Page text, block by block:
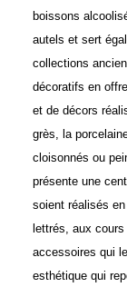
boissons
autels et sert
collections
décoratifs en
et de décors
grès, la
cloisonnés ou
présente une
soient réalisés
lettrés, aux cours
accessoires qui
esthétique qui